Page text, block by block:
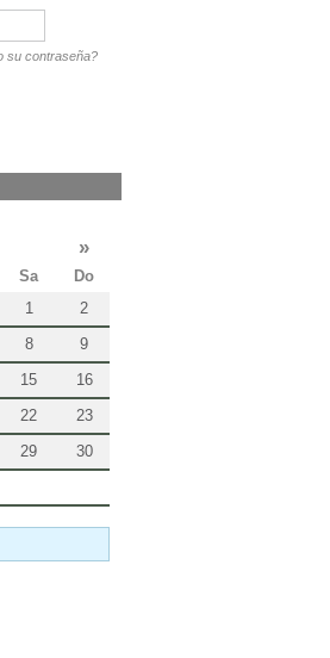
su contraseña?
»
Sa
Do
1
2
8
9
15
16
22
23
29
30